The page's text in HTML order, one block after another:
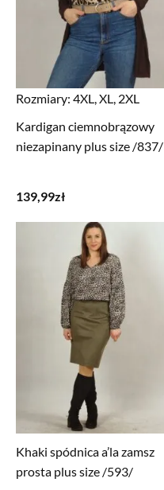
Rozmiary: 4XL, XL, 2XL
Kardigan ciemnobrązowy
niezapinany plus size /837/
139,99zł
Khaki spódnica a’la zamsz
prosta plus size /593/